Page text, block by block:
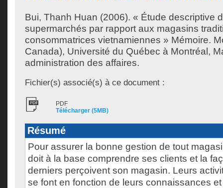
Bui, Thanh Huan (2006). « Étude descriptive
supermarchés par rapport aux magasins
consommatrices vietnamiennes » Mémoire.
Canada), Université du Québec à Montréal,
administration des affaires.
Fichier(s) associé(s) à ce document :
PDF
Télécharger (5MB)
Résumé
Pour assurer la bonne gestion de tout
doit à la base comprendre ses clients et la
derniers perçoivent son magasin. Leurs
se font en fonction de leurs connaissances